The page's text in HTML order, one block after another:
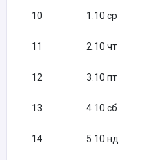
10 1.10 ср
11 2.10 чт
12 3.10 пт
13 4.10 сб
14 5.10 нд